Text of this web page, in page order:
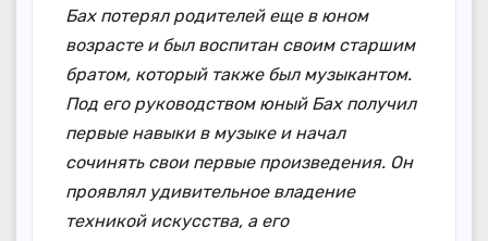
Бах потерял родителей еще в юном
возрасте и был воспитан своим старшим
братом, который также был музыкантом.
Под его руководством юный Бах получил
первые навыки в музыке и начал
сочинять свои первые произведения. Он
проявлял удивительное владение
техникой искусства, а его